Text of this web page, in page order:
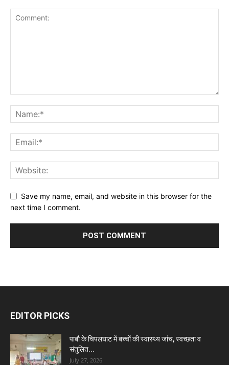
Save my name, email, and website in this browser for the
next time I comment.
EDITOR PICKS
पाबौ के चिपलघाट में बच्चों की स्वास्थ्य जांच, स्वच्छता व
संतुलित...
July 27, 2026